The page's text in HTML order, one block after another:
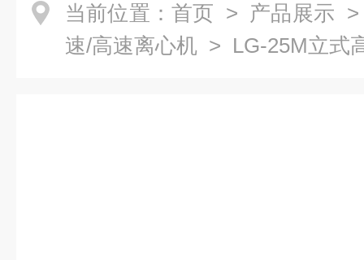
当前位置： 首页 > 产品展示
速/高速离心机 > LG-25M立式